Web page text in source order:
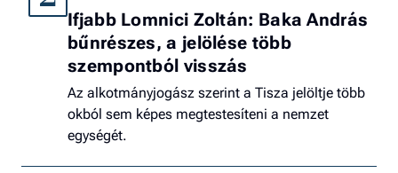
Ifjabb Lomnici Zoltán: Baka András
bűnrészes, a jelölése több
szempontból visszás
Az alkotmányjogász szerint a Tisza jelöltje több
okból sem képes megtestesíteni a nemzet
egységét.